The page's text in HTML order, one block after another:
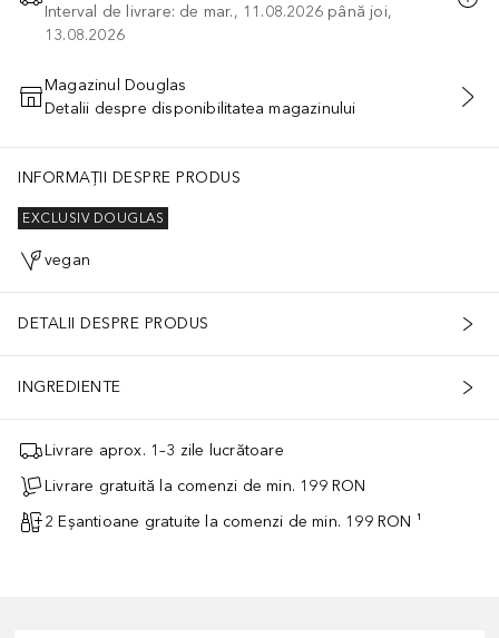
Interval de livrare: de mar., 11.08.2026 până joi,
13.08.2026
ADĂUGAȚI ÎN COŞ
Magazinul Douglas
Detalii despre disponibilitatea magazinului
INFORMAȚII DESPRE PRODUS
EXCLUSIV DOUGLAS
vegan
DETALII DESPRE PRODUS
INGREDIENTE
Livrare aprox. 1–3 zile lucrătoare
Livrare gratuită la comenzi de min. 199 RON
2 Eșantioane gratuite la comenzi de min. 199 RON ¹